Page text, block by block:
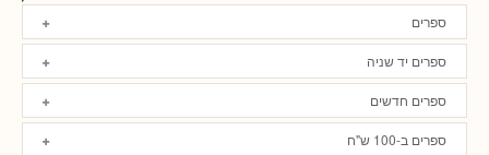
ספרים
ספרים יד שניה
ספרים חדשים
ספרים ב-100 ש"ח